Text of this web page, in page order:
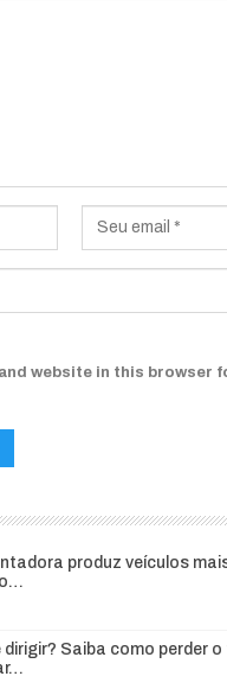
website in this browser
produz veículos
dirigir? Saiba como perder